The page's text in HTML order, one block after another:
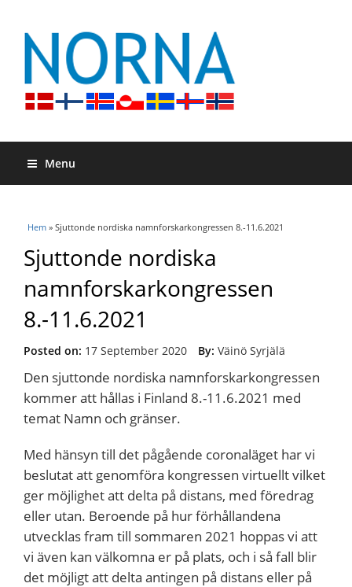
Menu
Du är här
Hem » Sjuttonde nordiska namnforskarkongressen 8.-11.6.2021
Sjuttonde nordiska
namnforskarkongressen
8.-11.6.2021
Posted on: 17 September 2020 By: Väinö Syrjälä
Den sjuttonde nordiska namnforskarkongressen
kommer att hållas i Finland 8.-11.6.2021 med
temat Namn och gränser.
Med hänsyn till det pågående coronaläget har vi
beslutat att genomföra kongressen virtuellt vilket
ger möjlighet att delta på distans, med föredrag
eller utan. Beroende på hur förhållandena
utvecklas fram till sommaren 2021 hoppas vi att
vi även kan välkomna er på plats, och i så fall blir
det möjligt att delta antingen på distans eller på